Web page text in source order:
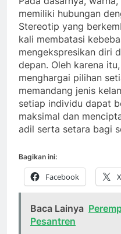
memiliki hubungan
Stereotip yang
kali membatasi
mengekspresikan diri
depan. Oleh karena
menghargai pilihan
memandang jenis
setiap individu dapat
maksimal dan
adil serta setara bagi
Bagikan ini:
Facebook X
Baca Lainya
Pesantren